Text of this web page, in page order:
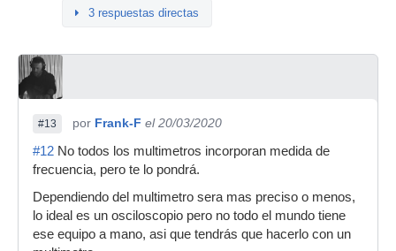
3 respuestas directas
#13 por Frank-F el 20/03/2020
#12 No todos los multimetros incorporan medida de
frecuencia, pero te lo pondrá.
Dependiendo del multimetro sera mas preciso o menos,
lo ideal es un osciloscopio pero no todo el mundo tiene
ese equipo a mano, asi que tendrás que hacerlo con un